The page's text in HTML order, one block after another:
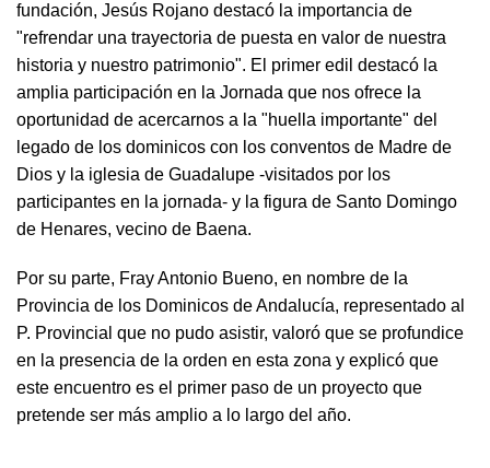
fundación, Jesús Rojano destacó la importancia de
"refrendar una trayectoria de puesta en valor de nuestra
historia y nuestro patrimonio". El primer edil destacó la
amplia participación en la Jornada que nos ofrece la
oportunidad de acercarnos a la "huella importante" del
legado de los dominicos con los conventos de Madre de
Dios y la iglesia de Guadalupe -visitados por los
participantes en la jornada- y la figura de Santo Domingo
de Henares, vecino de Baena.
Por su parte, Fray Antonio Bueno, en nombre de la
Provincia de los Dominicos de Andalucía, representado al
P. Provincial que no pudo asistir, valoró que se profundice
en la presencia de la orden en esta zona y explicó que
este encuentro es el primer paso de un proyecto que
pretende ser más amplio a lo largo del año.